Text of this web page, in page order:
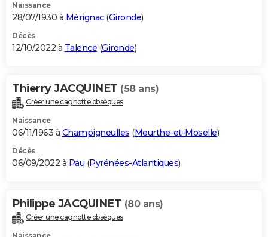
Naissance
28/07/1930 à Mérignac(Gironde)
Décès
12/10/2022 à Talence (Gironde)
Thierry JACQUINET (58 ans)
Créer une cagnotte obsèques
Naissance
06/11/1963 à Champigneulles (Meurthe-et-Moselle)
Décès
06/09/2022 à Pau (Pyrénées-Atlantiques)
Philippe JACQUINET (80 ans)
Créer une cagnotte obsèques